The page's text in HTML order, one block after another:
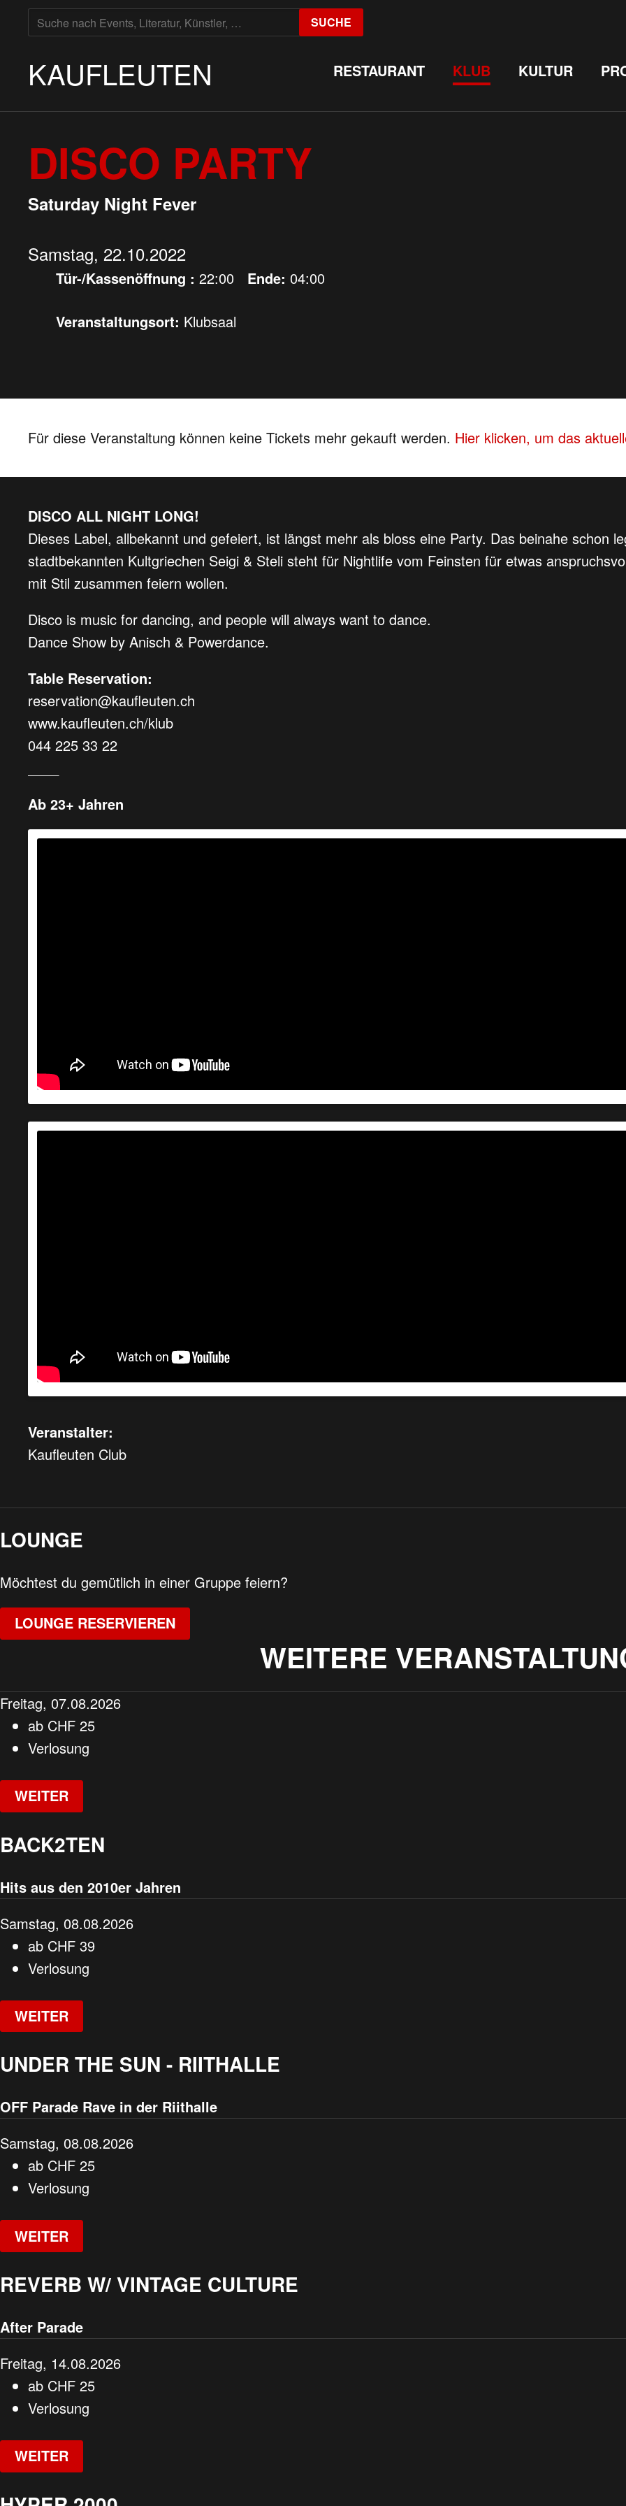
SUCHE
NACH:
SUCHE
KAUFLEUTEN RESTAURANT KLUB KULTUR
DISCO PARTY
Saturday Night Fever
Samstag, 22.10.2022
Tür-/Kassenöffnung : 22:00 Ende: 04:00
Veranstaltungsort: Klubsaal
Für diese Veranstaltung können keine Tickets mehr gekauft werden. Hier klicken, um das
DISCO ALL NIGHT LONG!
Dieses Label, allbekannt und gefeiert, ist längst mehr als bloss eine Party. Das beinahe schon
stadtbekannten Kultgriechen Seigi & Steli steht für Nightlife vom Feinsten für etwas
mit Stil zusammen feiern wollen.
Disco is music for dancing, and people will always want to dance.
Dance Show by Anisch & Powerdance.
Table Reservation:
reservation@kaufleuten.ch
www.kaufleuten.ch/klub
044 225 33 22
Ab 23+ Jahren
Veranstalter:
Kaufleuten Club
LOUNGE
Möchtest du gemütlich in einer Gruppe feiern?
LOUNGE RESERVIEREN
WEITERE
Freitag, 07.08.2026
ab CHF 25
Verlosung
WEITER
BACK2TEN
Hits aus den 2010er Jahren
Samstag, 08.08.2026
ab CHF 39
Verlosung
WEITER
UNDER THE SUN - RIITHALLE
OFF Parade Rave in der Riithalle
Samstag, 08.08.2026
ab CHF 25
Verlosung
WEITER
REVERB W/ VINTAGE CULTURE
After Parade
Freitag, 14.08.2026
ab CHF 25
Verlosung
WEITER